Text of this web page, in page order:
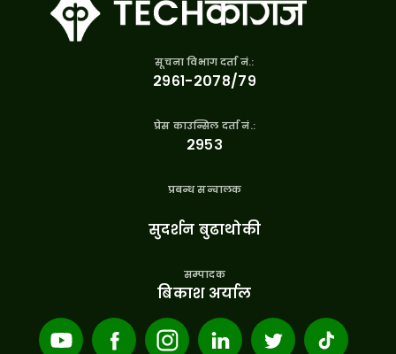
सूचना विभाग दर्ता नं.:
२९६१-२०७८/७९
प्रेस काउन्सिल दर्ता नं.:
२९५३
प्रबन्ध सन्चालक
सुदर्शन बुढाथोकी
सम्पादक
बिकाश अर्याल